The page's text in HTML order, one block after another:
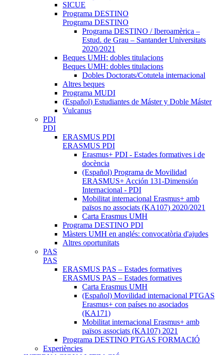
SICUE
Programa DESTINO
Programa DESTINO
Programa DESTINO / Iberoamèrica –
Estud. de Grau – Santander Universitats
2020/2021
Beques UMH: dobles titulacions
Beques UMH: dobles titulacions
Dobles Doctorats/Cotutela internacional
Altres beques
Programa MUDI
(Español) Estudiantes de Máster y Doble Máster
Vulcanus
PDI
PDI
ERASMUS PDI
ERASMUS PDI
Erasmus+ PDI - Estades formatives i de
docència
(Español) Programa de Movilidad
ERASMUS+ Acción 131-Dimensión
Internacional - PDI
Mobilitat internacional Erasmus+ amb
països no associats (KA107) 2020/2021
Carta Erasmus UMH
Programa DESTINO PDI
Màsters UMH en anglés: convocatòria d'ajudes
Altres oportunitats
PAS
PAS
ERASMUS PAS – Estades formatives
ERASMUS PAS – Estades formatives
Carta Erasmus UMH
(Español) Movilidad internacional PTGAS
Erasmus+ con países no asociados
(KA171)
Mobilitat internacional Erasmus+ amb
països associats (KA107) 2021
Programa DESTINO PTGAS FORMACIÓ
Experiències